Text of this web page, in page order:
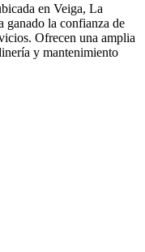
en Veiga, La
ganado la confianza de
Ofrecen una amplia
y mantenimiento